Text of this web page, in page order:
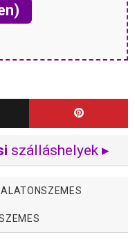
szálláshelyek ▸